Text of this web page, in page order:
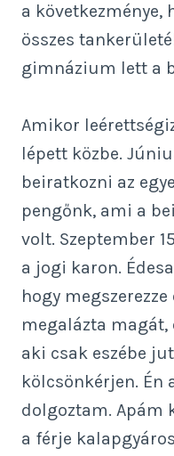
a következménye,
összes
gimnázium lett a
Amikor
lépett közbe.
beiratkozni az
pengőnk, ami a
volt. Szeptember
a jogi karon.
hogy megszerezze
megalázta
aki csak eszébe
kölcsönkérjen. Én
dolgoztam. Apám
a férje